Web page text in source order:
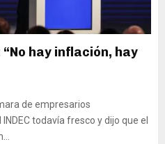
hay inflación, hay
de empresarios
todavía fresco y dijo que el